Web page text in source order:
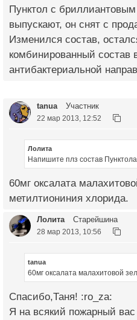
Пунктол с
выпускают, он снят с
Изменился состав,
комбинированный состав
антибактериальной
tanua Участник
22 мар 2013, 12:52
Лолита
Напишите плз состав Пунктола
60мг оксалата
метилтиониния хлорида.
Лолита Старейшина
28 мар 2013, 10:56
tanua
60мг оксалата малахитовой
Спасибо,Таня! :ro_za:
Я на всякий пожарный